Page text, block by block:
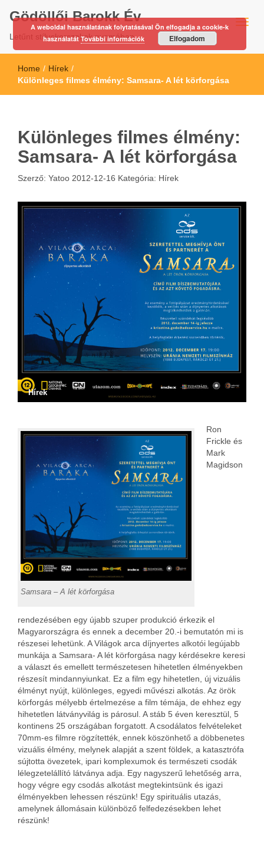
Gödöllői Barokk Év
Letűnt stíluskorszakok nyomában…
Home / Hírek /
Különleges filmes élmény: Samsara- A lét körforgása
Különleges filmes élmény:
Samsara- A lét körforgása
Szerző: Yatoo 2012-12-16 Kategória: Hírek
Hírek
Samsara – A lét körforgása
Ron
Frickle és
Mark
Magidson
rendezésében egy újabb szuper produkció érkezik el
Magyarországra és ennek a december 20.-i bemutatón mi is
részesei lehetünk. A Világok arca díjnyertes alkotói legújabb
munkája a Samsara- A lét körforgása nagy kérdésekre keresi
a választ és emellett természetesen hihetetlen élményekben
részesít mindannyiunkat. Ez a film egy hihetetlen, új vizuális
élményt nyújt, különleges, egyedi művészi alkotás. Az örök
körforgás mélyebb értelmezése a film témája, de ehhez egy
hihetetlen látványvilág is párosul. A stáb 5 éven keresztül, 5
kontinens 25 országában forgatott. A csodálatos felvételeket
70mm-es filmre rögzítették, ennek köszönhető a döbbenetes
vizuális élmény, melynek alapját a szent földek, a katasztrófa
sújtotta övezetek, ipari komplexumok és természeti csodák
lélegzetelállító látványa adja. Egy nagyszerű lehetőség arra,
hogy végre egy csodás alkotást megtekintsünk és igazi
élményekben lehessen részünk! Egy spirituális utazás,
amelynek állomásain különböző felfedezésekben lehet
részünk!
A weboldal használatának folytatásával Ön elfogadja a cookie-k
használatátTovábbi információk Elfogadom